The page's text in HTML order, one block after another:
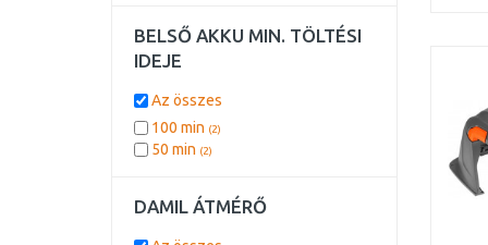
BELSŐ AKKU MIN. TÖLTÉSI
IDEJE
Az összes
100 min (2)
50 min (2)
DAMIL ÁTMÉRŐ